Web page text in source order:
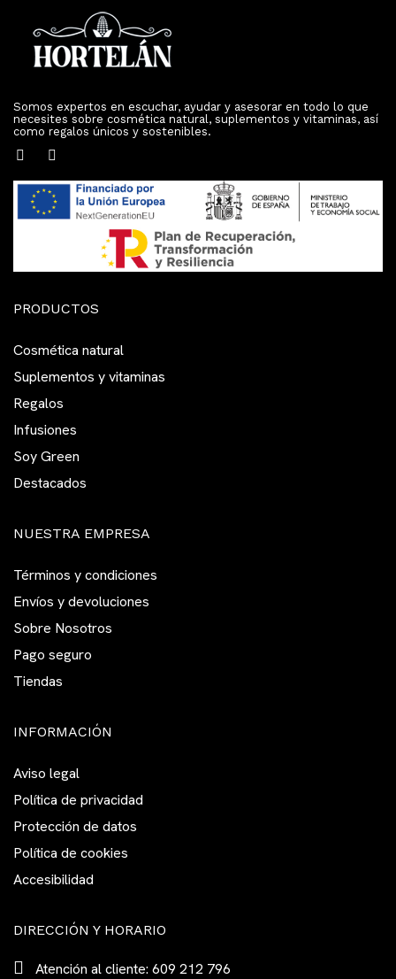
Somos expertos en escuchar, ayudar y asesorar en todo lo que
necesites sobre cosmética natural, suplementos y vitaminas, así
como regalos únicos y sostenibles.
PRODUCTOS
Cosmética natural
Suplementos y vitaminas
Regalos
Infusiones
Soy Green
Destacados
NUESTRA EMPRESA
Términos y condiciones
Envíos y devoluciones
Sobre Nosotros
Pago seguro
Tiendas
INFORMACIÓN
Aviso legal
Política de privacidad
Protección de datos
Política de cookies
Accesibilidad
DIRECCIÓN Y HORARIO
Atención al cliente: 609 212 796